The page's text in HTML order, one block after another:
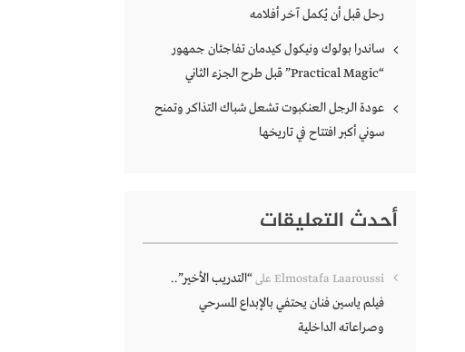
رحل قبل أن يُكمل آخر أفلامه
ساندرا بولوك ونيكول كيدمان تفاجئان جمهور
“Practical Magic” قبل طرح الجزء الثاني
عودة الرجل العنكبوت تشعل شباك التذاكر وتمنح
سوني أكبر افتتاح في تاريخها
أحدث التعليقات
Elmostafa Laaroussi على“التدريب الأخير”..
فيلم ياسين فنان يحتفي بالإبداع المسرحي
وصراعاته الداخلية